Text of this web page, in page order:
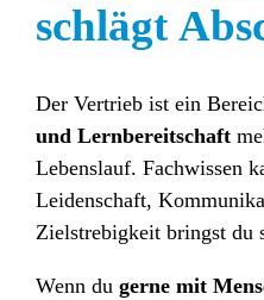
schlägt
Der Vertrieb ist ein
und Lernbereitschaft
Lebenslauf. Fachwissen
Leidenschaft,
Zielstrebigkeit bringst du
Wenn du gerne mit